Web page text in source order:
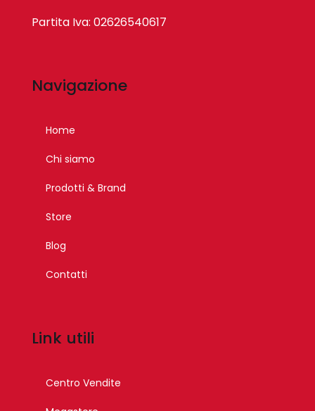
Partita Iva: 02626540617
Navigazione
Home
Chi siamo
Prodotti & Brand
Store
Blog
Contatti
Link utili
Centro Vendite